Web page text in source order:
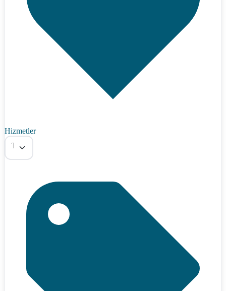
Hizmetler
Tümü